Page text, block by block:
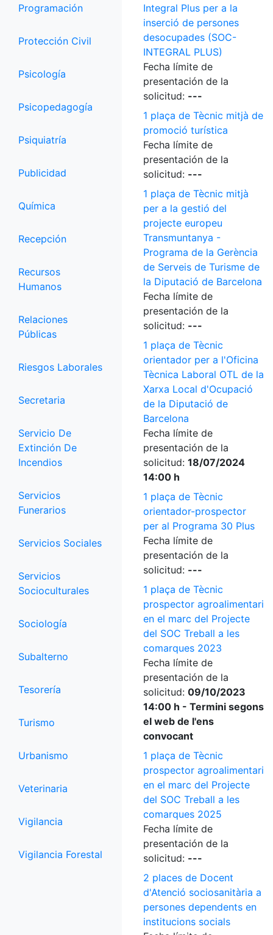
Programación
Protección Civil
Psicología
Psicopedagogía
Psiquiatría
Publicidad
Química
Recepción
Recursos
Humanos
Relaciones
Públicas
Riesgos Laborales
Secretaria
Servicio De
Extinción De
Incendios
Servicios
Funerarios
Servicios Sociales
Servicios
Socioculturales
Sociología
Subalterno
Tesorería
Turismo
Urbanismo
Veterinaria
Vigilancia
Vigilancia Forestal
Integral Plus per a la
inserció de persones
desocupades (SOC-
INTEGRAL PLUS)
Fecha límite de
presentación de la
solicitud: ---
1 plaça de Tècnic mitjà de
promoció turística
Fecha límite de
presentación de la
solicitud: ---
1 plaça de Tècnic mitjà
per a la gestió del
projecte europeu
Transmuntanya -
Programa de la Gerència
de Serveis de Turisme de
la Diputació de Barcelona
Fecha límite de
presentación de la
solicitud: ---
1 plaça de Tècnic
orientador per a l'Oficina
Tècnica Laboral OTL de la
Xarxa Local d'Ocupació
de la Diputació de
Barcelona
Fecha límite de
presentación de la
solicitud: 18/07/2024
14:00 h
1 plaça de Tècnic
orientador-prospector
per al Programa 30 Plus
Fecha límite de
presentación de la
solicitud: ---
1 plaça de Tècnic
prospector agroalimentari
en el marc del Projecte
del SOC Treball a les
comarques 2023
Fecha límite de
presentación de la
solicitud: 09/10/2023
14:00 h - Termini segons
el web de l'ens
convocant
1 plaça de Tècnic
prospector agroalimentari
en el marc del Projecte
del SOC Treball a les
comarques 2025
Fecha límite de
presentación de la
solicitud: ---
2 places de Docent
d'Atenció sociosanitària a
persones dependents en
institucions socials